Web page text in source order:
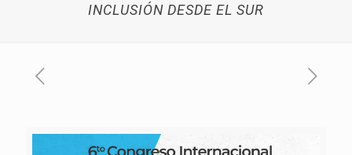
INCLUSIÓN DESDE EL SUR